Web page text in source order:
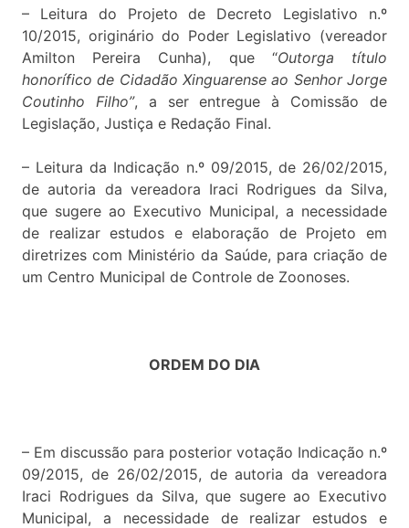
– Leitura do Projeto de Decreto Legislativo n.º
10/2015, originário do Poder Legislativo (vereador
Amilton Pereira Cunha), que “Outorga título
honorífico de Cidadão Xinguarense ao Senhor Jorge
Coutinho Filho”, a ser entregue à Comissão de
Legislação, Justiça e Redação Final.
– Leitura da Indicação n.º 09/2015, de 26/02/2015,
de autoria da vereadora Iraci Rodrigues da Silva,
que sugere ao Executivo Municipal, a necessidade
de realizar estudos e elaboração de Projeto em
diretrizes com Ministério da Saúde, para criação de
um Centro Municipal de Controle de Zoonoses.
ORDEM DO DIA
– Em discussão para posterior votação Indicação n.º
09/2015, de 26/02/2015, de autoria da vereadora
Iraci Rodrigues da Silva, que sugere ao Executivo
Municipal, a necessidade de realizar estudos e